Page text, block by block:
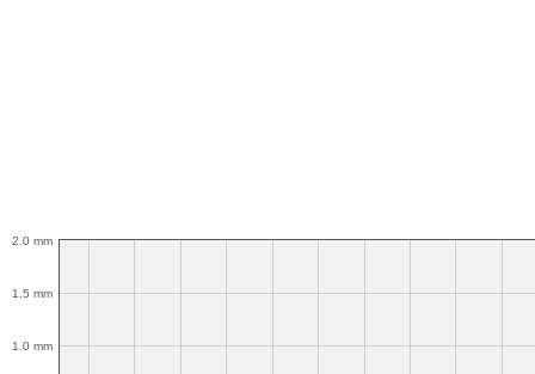
1.0 mm
1.5 mm
2.0 mm